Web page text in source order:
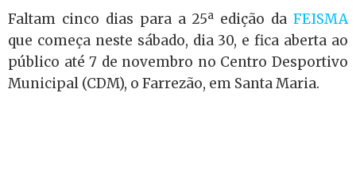
Faltam cinco dias para a 25ª edição da FEISMA
que começa neste sábado, dia 30, e fica aberta ao
público até 7 de novembro no Centro Desportivo
Municipal (CDM), o Farrezão, em Santa Maria.